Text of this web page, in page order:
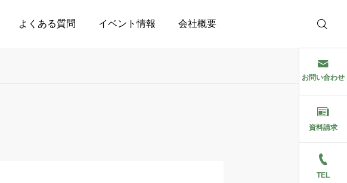
よくある質問 イベント情報 会社概要
お問い合わせ
資料請求
TEL